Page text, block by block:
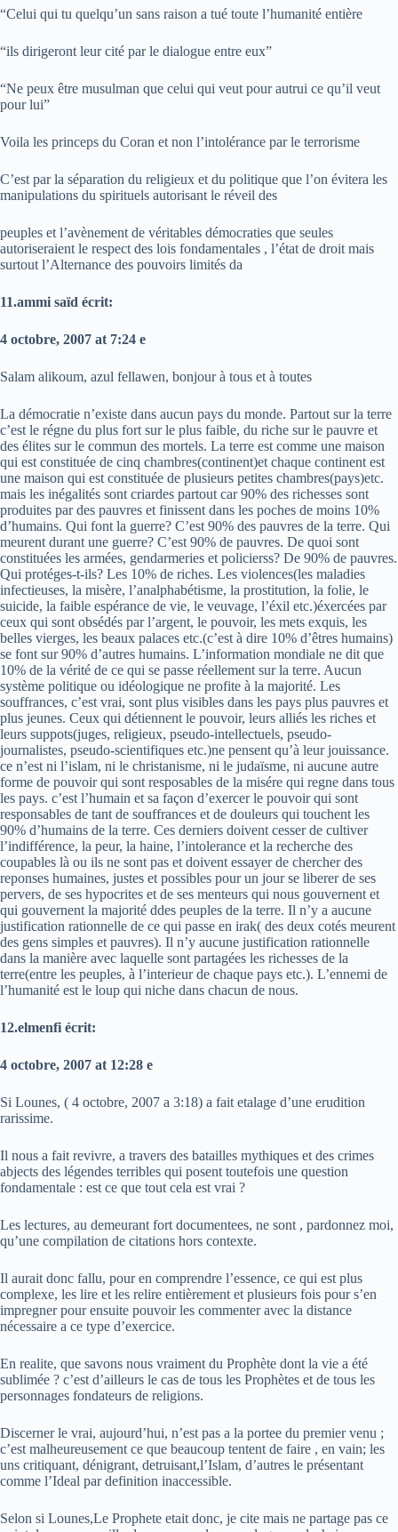
“Celui qui tu quelqu’un sans raison a tué toute l’humanité entière
“ils dirigeront leur cité par le dialogue entre eux”
“Ne peux être musulman que celui qui veut pour autrui ce qu’il veut
pour lui”
Voila les princeps du Coran et non l’intolérance par le terrorisme
C’est par la séparation du religieux et du politique que l’on évitera les
manipulations du spirituels autorisant le réveil des
peuples et l’avènement de véritables démocraties que seules
autoriseraient le respect des lois fondamentales , l’état de droit mais
surtout l’Alternance des pouvoirs limités da
11.ammi saïd écrit:
4 octobre, 2007 at 7:24 e
Salam alikoum, azul fellawen, bonjour à tous et à toutes
La démocratie n’existe dans aucun pays du monde. Partout sur la terre
c’est le régne du plus fort sur le plus faible, du riche sur le pauvre et
des élites sur le commun des mortels. La terre est comme une maison
qui est constituée de cinq chambres(continent)et chaque continent est
une maison qui est constituée de plusieurs petites chambres(pays)etc.
mais les inégalités sont criardes partout car 90% des richesses sont
produites par des pauvres et finissent dans les poches de moins 10%
d’humains. Qui font la guerre? C’est 90% des pauvres de la terre. Qui
meurent durant une guerre? C’est 90% de pauvres. De quoi sont
constituées les armées, gendarmeries et policierss? De 90% de pauvres.
Qui protéges-t-ils? Les 10% de riches. Les violences(les maladies
infectieuses, la misère, l’analphabétisme, la prostitution, la folie, le
suicide, la faible espérance de vie, le veuvage, l’éxil etc.)éxercées par
ceux qui sont obsédés par l’argent, le pouvoir, les mets exquis, les
belles vierges, les beaux palaces etc.(c’est à dire 10% d’êtres humains)
se font sur 90% d’autres humains. L’information mondiale ne dit que
10% de la vérité de ce qui se passe réellement sur la terre. Aucun
système politique ou idéologique ne profite à la majorité. Les
souffrances, c’est vrai, sont plus visibles dans les pays plus pauvres et
plus jeunes. Ceux qui détiennent le pouvoir, leurs alliés les riches et
leurs suppots(juges, religieux, pseudo-intellectuels, pseudo-
journalistes, pseudo-scientifiques etc.)ne pensent qu’à leur jouissance.
ce n’est ni l’islam, ni le christanisme, ni le judaïsme, ni aucune autre
forme de pouvoir qui sont resposables de la misére qui regne dans tous
les pays. c’est l’humain et sa façon d’exercer le pouvoir qui sont
responsables de tant de souffrances et de douleurs qui touchent les
90% d’humains de la terre. Ces derniers doivent cesser de cultiver
l’indifférence, la peur, la haine, l’intolerance et la recherche des
coupables là ou ils ne sont pas et doivent essayer de chercher des
reponses humaines, justes et possibles pour un jour se liberer de ses
pervers, de ses hypocrites et de ses menteurs qui nous gouvernent et
qui gouvernent la majorité ddes peuples de la terre. Il n’y a aucune
justification rationnelle de ce qui passe en irak( des deux cotés meurent
des gens simples et pauvres). Il n’y aucune justification rationnelle
dans la manière avec laquelle sont partagées les richesses de la
terre(entre les peuples, à l’interieur de chaque pays etc.). L’ennemi de
l’humanité est le loup qui niche dans chacun de nous.
12.elmenfi écrit:
4 octobre, 2007 at 12:28 e
Si Lounes, ( 4 octobre, 2007 a 3:18) a fait etalage d’une erudition
rarissime.
Il nous a fait revivre, a travers des batailles mythiques et des crimes
abjects des légendes terribles qui posent toutefois une question
fondamentale : est ce que tout cela est vrai ?
Les lectures, au demeurant fort documentees, ne sont , pardonnez moi,
qu’une compilation de citations hors contexte.
Il aurait donc fallu, pour en comprendre l’essence, ce qui est plus
complexe, les lire et les relire entièrement et plusieurs fois pour s’en
impregner pour ensuite pouvoir les commenter avec la distance
nécessaire a ce type d’exercice.
En realite, que savons nous vraiment du Prophète dont la vie a été
sublimée ? c’est d’ailleurs le cas de tous les Prophètes et de tous les
personnages fondateurs de religions.
Discerner le vrai, aujourd’hui, n’est pas a la portee du premier venu ;
c’est malheureusement ce que beaucoup tentent de faire , en vain; les
uns critiquant, dénigrant, detruisant,l’Islam, d’autres le présentant
comme l’Ideal par definition inaccessible.
Selon si Lounes,Le Prophete etait donc, je cite mais ne partage pas ce